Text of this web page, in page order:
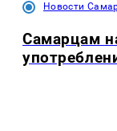
Новости
Самарцам